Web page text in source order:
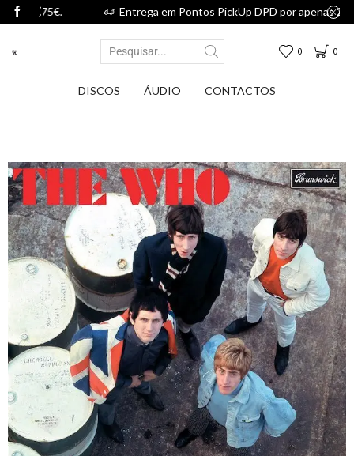
Entrega em Pontos PickUp DPD por apenas 2,75€.
0 0
DISCOS ÁUDIO CONTACTOS